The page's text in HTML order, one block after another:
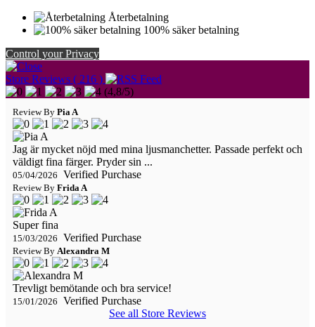
Återbetalning
100% säker betalning
Control your Privacy
Store Reviews ( 216 )
(4,8/5)
Review By Pia A
Jag är mycket nöjd med mina ljusmanchetter. Passade perfekt och
väldigt fina färger. Pryder sin ...
05/04/2026 Verified Purchase
Review By Frida A
Super fina
15/03/2026 Verified Purchase
Review By Alexandra M
Trevligt bemötande och bra service!
15/01/2026 Verified Purchase
See all Store Reviews